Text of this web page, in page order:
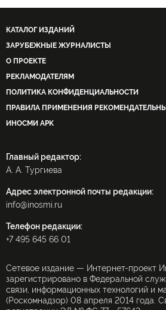
КАТАЛОГ ИЗДАНИЙ
ЗАРУБЕЖНЫЕ ЖУРНАЛИСТЫ
О ПРОЕКТЕ
РЕКЛАМОДАТЕЛЯМ
ПОЛИТИКА КОНФИДЕНЦИАЛЬНОСТИ
ПРАВИЛА ПРИМЕНЕНИЯ
ИНОСМИ APK
Главный редактор:
А. А. Тургиева
Адрес электронной почты редакции:
info@inosmi.ru
Телефон редакции:
+7 495 645 66 01
Сетевое издание — Интернет-проект
зарегистрировано в Федеральной
связи, информационных технологий и
(Роскомнадзор) 08 апреля 2014 года.